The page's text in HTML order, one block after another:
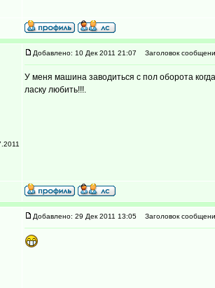
Добавлено: 10 Дек 2011 21:07 Заголовок
У меня машина заводиться с пол оборота
ласку любить!!!.
Добавлено: 29 Дек 2011 13:05 Заголовок